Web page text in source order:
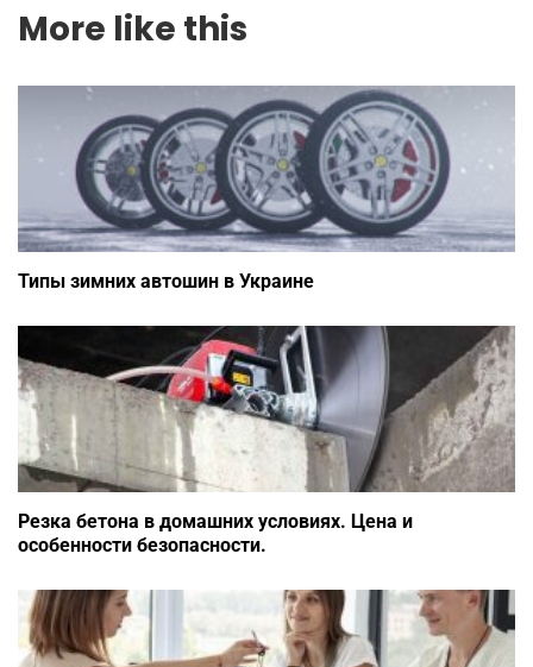
More like this
Типы зимних автошин в Украине
Резка бетона в домашних условиях. Цена и
особенности безопасности.